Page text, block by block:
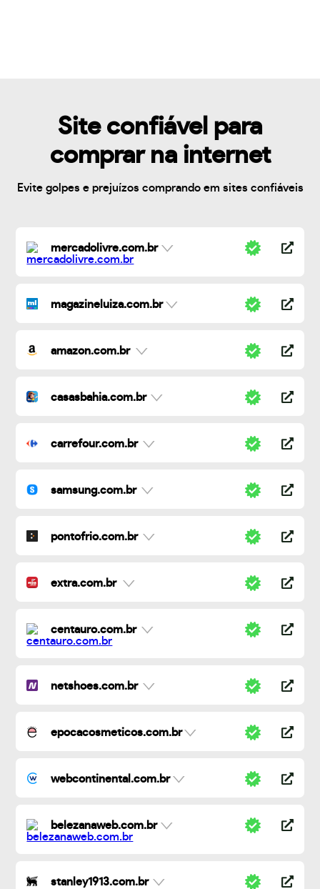
Site confiável para
comprar na internet
Evite golpes e prejuízos comprando em sites confiáveis
mercadolivre.com.br
magazineluiza.com.br
amazon.com.br
casasbahia.com.br
carrefour.com.br
samsung.com.br
pontofrio.com.br
extra.com.br
centauro.com.br
netshoes.com.br
epocacosmeticos.com.br
webcontinental.com.br
belezanaweb.com.br
stanley1913.com.br